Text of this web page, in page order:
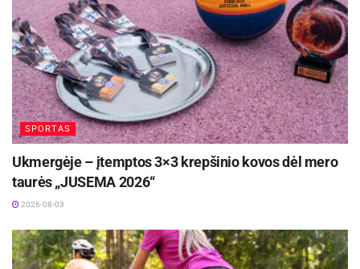
Erikas Venskus 10.
Žymos: Jonavos „CBet“ Krepšinis LKL
SPORTAS
Ukmergėje – įtemptos 3×3 krepšinio kovos dėl mero
taurės „JUSEMA 2026“
2026-08-03